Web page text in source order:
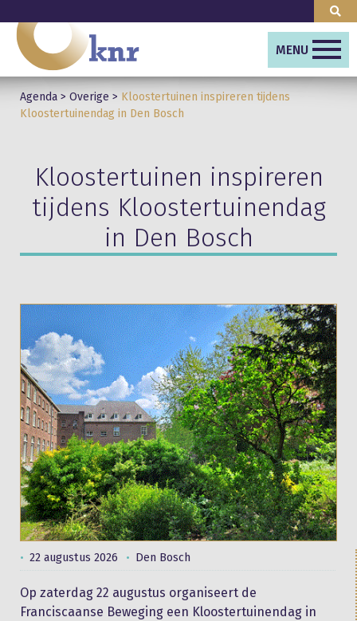
MENU
Agenda > Overige > Kloostertuinen inspireren tijdens
Kloostertuinendag in Den Bosch
Kloostertuinen inspireren
tijdens Kloostertuinendag
in Den Bosch
22 augustus 2026 Den Bosch
Op zaterdag 22 augustus organiseert de
Franciscaanse Beweging een Kloostertuinendag in